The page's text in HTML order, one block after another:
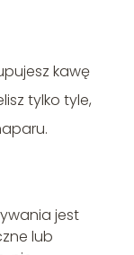
kawę
tylko tyle,
jest
lub